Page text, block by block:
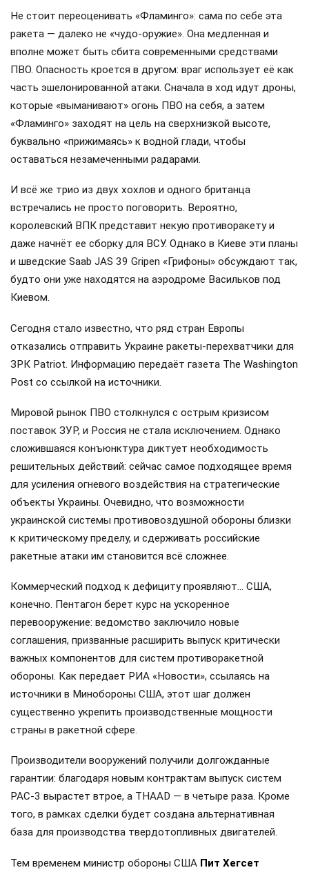
Не стоит переоценивать «Фламинго»: сама по себе эта
ракета — далеко не «чудо-оружие». Она медленная и
вполне может быть сбита современными средствами
ПВО. Опасность кроется в другом: враг использует её как
часть эшелонированной атаки. Сначала в ход идут дроны,
которые «выманивают» огонь ПВО на себя, а затем
«Фламинго» заходят на цель на сверхнизкой высоте,
буквально «прижимаясь» к водной глади, чтобы
оставаться незамеченными радарами.
И всё же трио из двух хохлов и одного британца
встречались не просто поговорить. Вероятно,
королевский ВПК представит некую противоракету и
даже начнёт ее сборку для ВСУ. Однако в Киеве эти планы
и шведские Saab JAS 39 Gripen «Грифоны» обсуждают так,
будто они уже находятся на аэродроме Васильков под
Киевом.
Сегодня стало известно, что ряд стран Европы
отказались отправить Украине ракеты-перехватчики для
ЗРК Patriot. Информацию передаёт газета The Washington
Post со ссылкой на источники.
Мировой рынок ПВО столкнулся с острым кризисом
поставок ЗУР, и Россия не стала исключением. Однако
сложившаяся конъюнктура диктует необходимость
решительных действий: сейчас самое подходящее время
для усиления огневого воздействия на стратегические
объекты Украины. Очевидно, что возможности
украинской системы противовоздушной обороны близки
к критическому пределу, и сдерживать российские
ракетные атаки им становится всё сложнее.
Коммерческий подход к дефициту проявляют… США,
конечно. Пентагон берет курс на ускоренное
перевооружение: ведомство заключило новые
соглашения, призванные расширить выпуск критически
важных компонентов для систем противоракетной
обороны. Как передает РИА «Новости», ссылаясь на
источники в Минобороны США, этот шаг должен
существенно укрепить производственные мощности
страны в ракетной сфере.
Производители вооружений получили долгожданные
гарантии: благодаря новым контрактам выпуск систем
PAC-3 вырастет втрое, а THAAD — в четыре раза. Кроме
того, в рамках сделки будет создана альтернативная
база для производства твердотопливных двигателей.
Тем временем министр обороны США Пит Хегсет